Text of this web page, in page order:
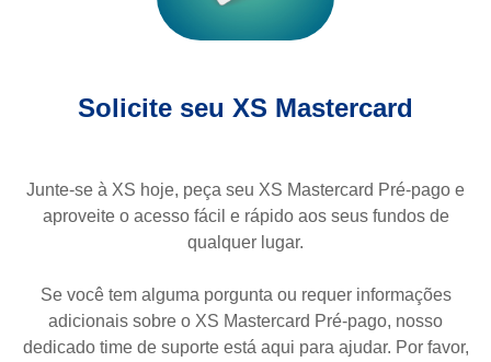
Solicite seu XS Mastercard
Junte-se à XS hoje, peça seu XS Mastercard Pré-pago e
aproveite o acesso fácil e rápido aos seus fundos de
qualquer lugar.
Se você tem alguma porgunta ou requer informações
adicionais sobre o XS Mastercard Pré-pago, nosso
dedicado time de suporte está aqui para ajudar. Por favor,